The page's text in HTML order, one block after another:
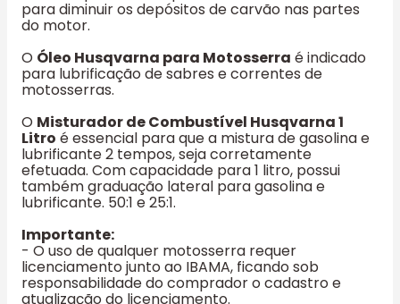
para diminuir os depósitos de carvão nas partes
do motor.
O Óleo Husqvarna para Motosserra é indicado
para lubrificação de sabres e correntes de
motosserras.
O Misturador de Combustível Husqvarna 1
Litro é essencial para que a mistura de gasolina e
lubrificante 2 tempos, seja corretamente
efetuada. Com capacidade para 1 litro, possui
também graduação lateral para gasolina e
lubrificante. 50:1 e 25:1.
Importante:
- O uso de qualquer motosserra requer
licenciamento junto ao IBAMA, ficando sob
responsabilidade do comprador o cadastro e
atualização do licenciamento.